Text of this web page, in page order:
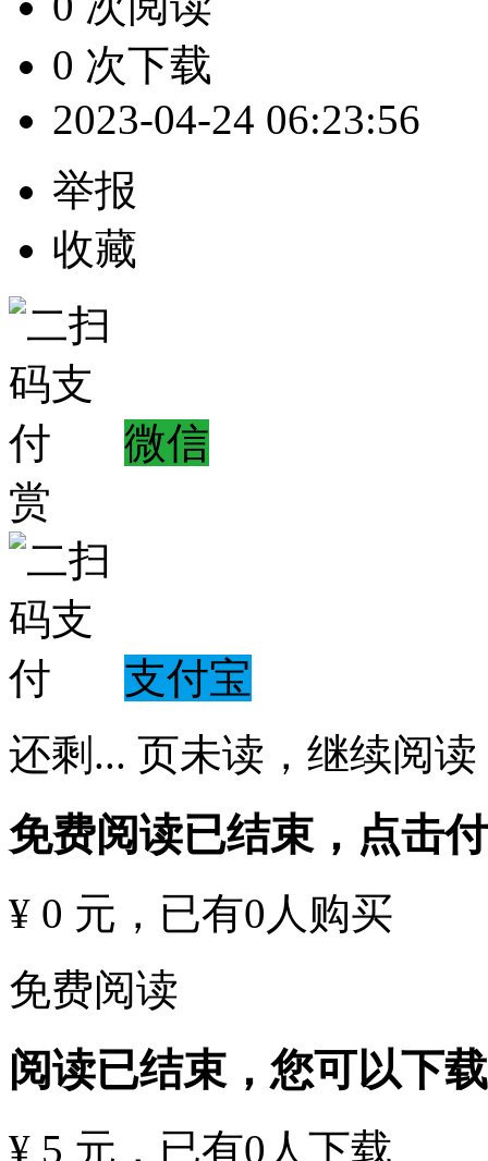
0 次下载
2023-04-24 06:23:56
举报
收藏
微信
赏
支付宝
还剩 ... 页未读， 继续阅读
免费阅读已结束，点击
¥ 0 元 ，已有0 人购买
免费阅读
阅读已结束，您可以下
¥ 5 元 ，已有0 人下载